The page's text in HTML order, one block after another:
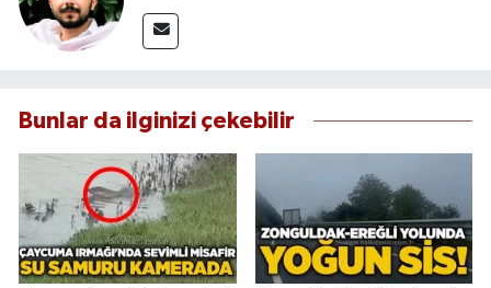
Bunlar da ilginizi çekebilir